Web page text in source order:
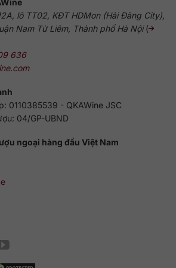
vàng đồng, đồng bộ với sắc whisky
nâu sang trọng, bề mặt khắc logo
tiết trang trí tinh xảo. Sự kết hợp này tạo
bền vững và đẳng cấp. Khi đặt trên kệ
không chỉ bảo vệ chai mà còn biến sản
phẩm nghệ thuật hoàn chỉnh.
21 Colour Collection thể hiện rõ triết
không chỉ để uống mà còn để
giữ
Collection
được Macallan sáng tạo để tôn vinh sắc
pha phẩm màu, hoàn toàn đến từ quá
trung của phiên bản 12 năm và chiều
này vừa đủ trưởng thành để thể hiện
lô TT02, KĐT HDMon (Hải Đăng City),
Nam Từ Liêm, Thành phố Hà Nội(
636
0110385539 - QKAWine JSC
04/GP-UBND
ngoại hàng đầu Việt Nam